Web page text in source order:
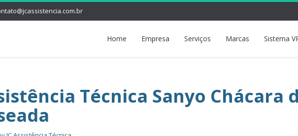
Home Empresa Serviços Marcas Sistema
Técnica Sanyo Chácara